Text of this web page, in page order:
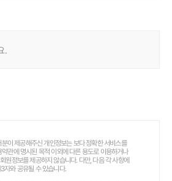
이 제공해주신 개인정보는 보다 정확한 서비스를
관에 명시된 목적 이외에 다른 용도로 이용하거나
원정보를 제공하지 않습니다. 다만, 다음 각 사항에
자와 공유될 수 있습니다.